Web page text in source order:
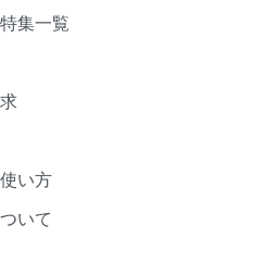
集一覧
い方
いて